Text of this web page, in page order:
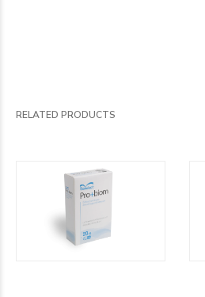
RELATED PRODUCTS